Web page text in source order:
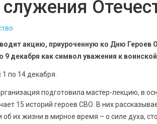
акцию, приуроченную ко Дню Героев
декабря как символ уважения к
по 14 декабря.
подготовила мастер-лекцию, в
15 историй героев СВО. В них
об их жизни в мирное время – о силе духа,